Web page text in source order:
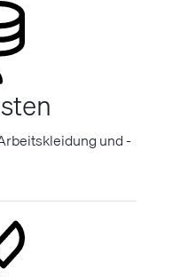
und -